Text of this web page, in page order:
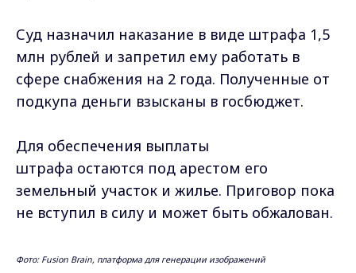
Суд назначил наказание в виде штрафа 1,5
млн рублей и запретил ему работать в
сфере снабжения на 2 года. Полученные от
подкупа деньги взысканы в госбюджет.
Для обеспечения выплаты
штрафа остаются под арестом его
земельный участок и жилье. Приговор пока
не вступил в силу и может быть обжалован.
Фото: Fusion Brain, платформа для генерации изображений